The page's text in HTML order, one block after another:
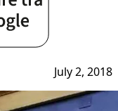
July 2, 2018